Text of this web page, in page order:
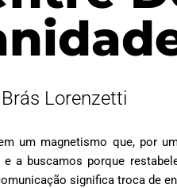
Lorenzetti
um magnetismo que, por
a buscamos porque
significa troca de